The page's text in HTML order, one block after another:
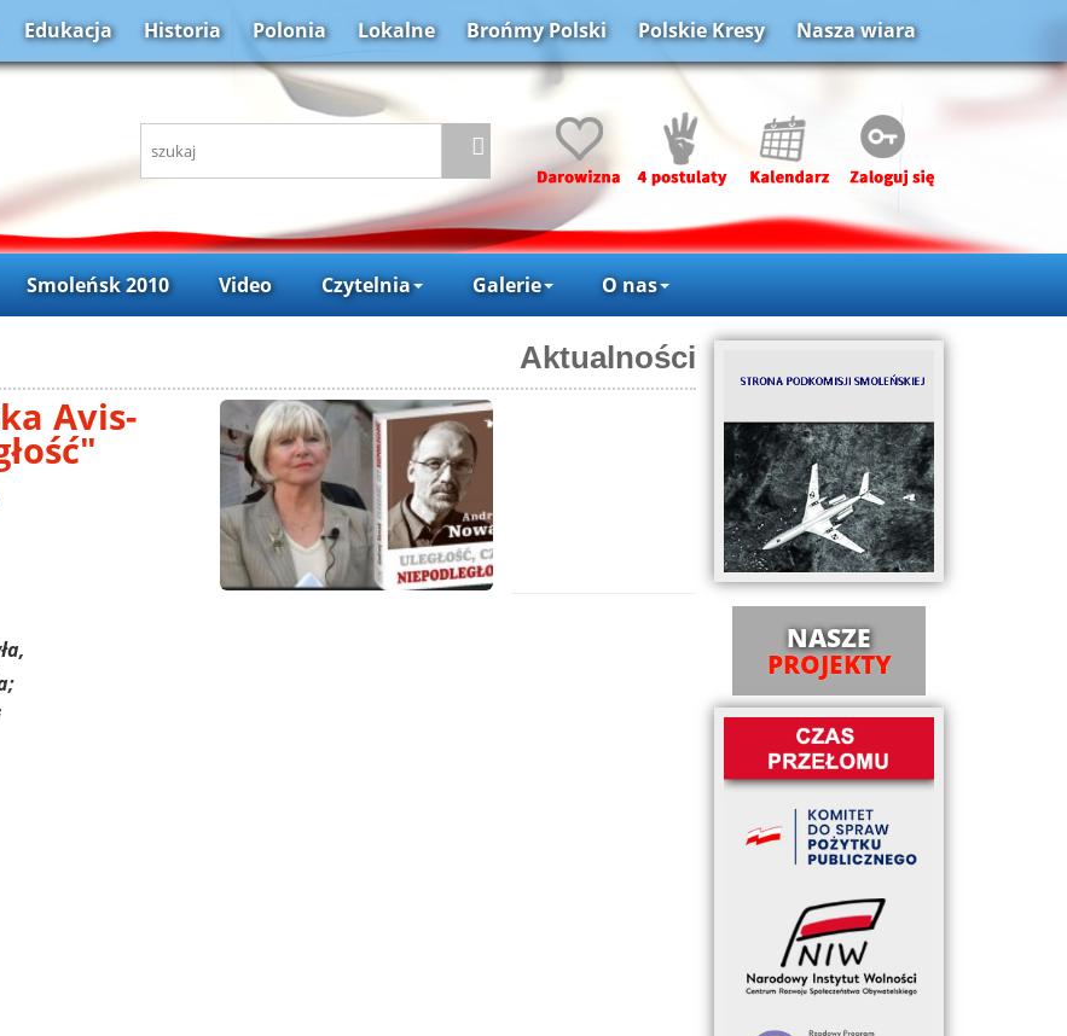
Edukacja Historia Polonia Lokalne Brońmy Polski Polskie Kresy Nasza wiara
Smoleńsk 2010 Video Czytelnia Galerie O nas
Aktualności
Avis-
NASZE
PROJEKTY